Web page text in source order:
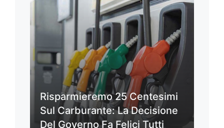
Risparmieremo 25 Centesimi
Sul Carburante: La Decisione
Del Governo Fa Felici Tutti